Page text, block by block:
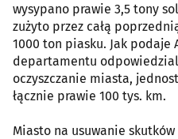
wysypano prawie 3,5 tony
zużyto przez całą
1000 ton piasku. Jak podaje
departamentu
oczyszczanie miasta,
łącznie prawie 100 tys. km.
Miasto na usuwanie